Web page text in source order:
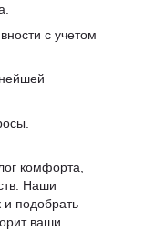
с учетом
комфорта,
Наши
и подобрать
ваши